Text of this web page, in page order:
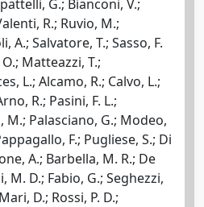
G.; Bianconi, V.;
R.; Ruvio, M.;
A.; Salvatore, T.; Sasso, F.
Matteazzi, T.;
L.; Alcamo, R.; Calvo, L.;
R.; Pasini, F. L.;
M.; Palasciano, G.; Modeo,
F.; Pugliese, S.; Di
A.; Barbella, M. R.; De
M. D.; Fabio, G.; Seghezzi,
D.; Rossi, P. D.;